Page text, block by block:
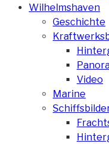
Wilhelmshaven
Geschichte
Video
Marine